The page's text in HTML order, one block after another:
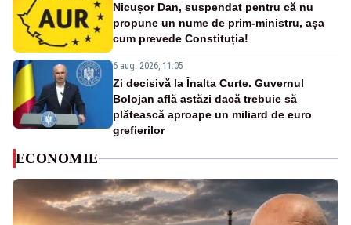
Nicușor Dan, suspendat pentru că nu
propune un nume de prim-ministru, așa
cum prevede Constituția!
6 aug. 2026, 11:05
Zi decisivă la Înalta Curte. Guvernul
Bolojan află astăzi dacă trebuie să
plătească aproape un miliard de euro
grefierilor
ECONOMIE